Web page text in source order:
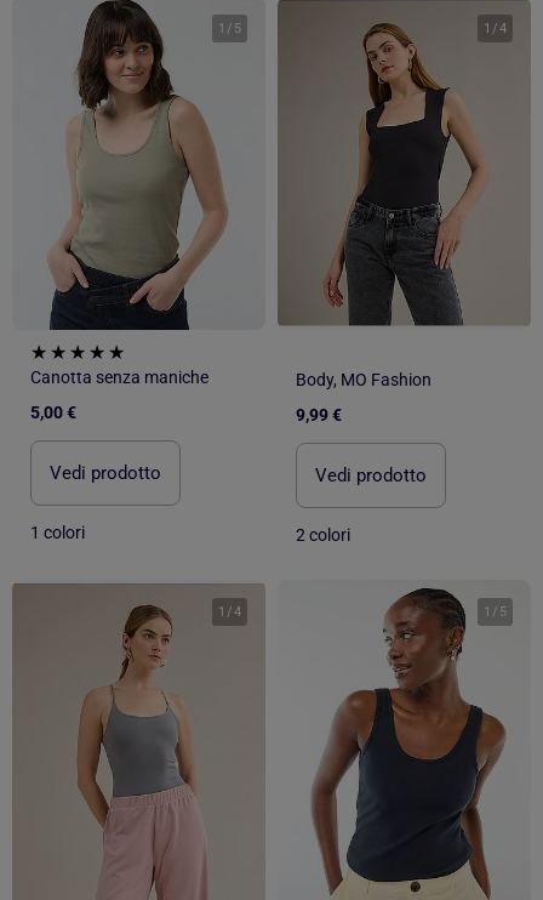
1 / 5
Canotta senza maniche
5,00 €
Vedi prodotto
1 colori
1 /4
Body, MO Fashion
9,99 €
Vedi prodotto
2 colori
1 /4 1 / 5